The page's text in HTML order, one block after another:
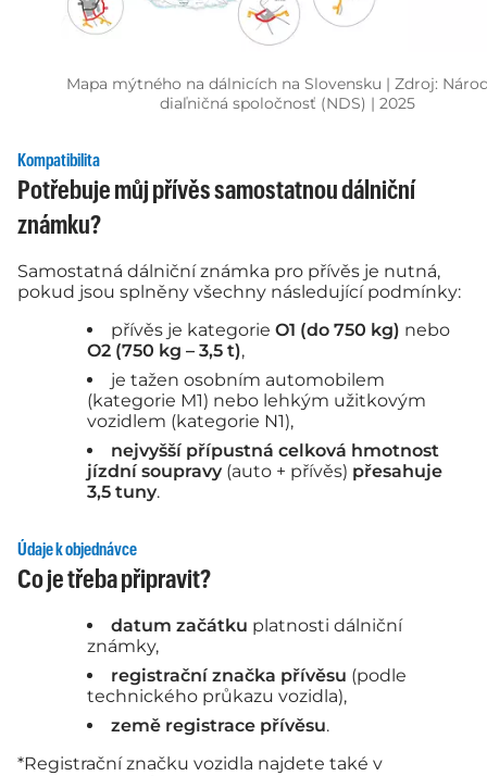
Mapa mýtného na dálnicích na Slovensku | Zdroj:
diaľničná spoločnosť (NDS) | 2025
Kompatibilita
Potřebuje můj přívěs samostatnou dálniční
známku?
Samostatná dálniční známka pro přívěs je nutná,
pokud jsou splněny všechny následující podmínky:
přívěs je kategorie O1 (do 750 kg) nebo
O2 (750 kg – 3,5 t),
je tažen osobním automobilem
(kategorie M1) nebo lehkým užitkovým
vozidlem (kategorie N1),
nejvyšší přípustná celková hmotnost
jízdní soupravy (auto + přívěs) přesahuje
3,5 tuny.
Údaje k objednávce
Co je třeba připravit?
datum začátku platnosti dálniční
známky,
registrační značka přívěsu (podle
technického průkazu vozidla),
země registrace přívěsu.
*Registrační značku vozidla najdete také v